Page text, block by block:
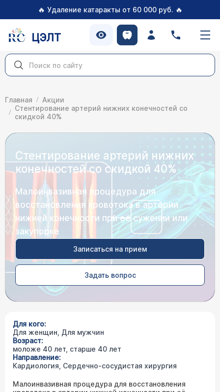
🔥 Удаление катаракты от 60 000 руб. 🔥
ЦЭЛТ
Главная
Акции
Стентирование артерий нижних конечностей со
скидкой 40%
Стентирование артерий нижних
конечностей со скидкой 40%
Малоинвазивная процедура для
восстановления кровотока в артерии
нижней конечности при её сужении или
закупорке
Записаться на прием
Задать вопрос
Для кого:
Для женщин, Для мужчин
Возраст:
моложе 40 лет, старше 40 лет
Направление:
Кардиология, Сердечно-сосудистая хирургия
Малоинвазивная процедура для восстановления